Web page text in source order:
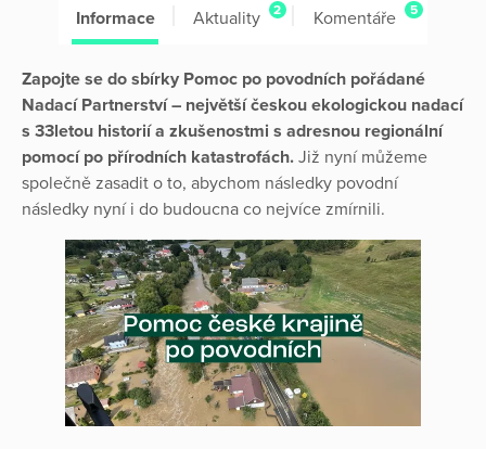
Informace Aktuality 2 Komentáře 5
Zapojte se do sbírky Pomoc po povodních pořádané
Nadací Partnerství – největší českou ekologickou nadací
s 33letou historií a zkušenostmi s adresnou regionální
pomocí po přírodních katastrofách. Již nyní můžeme
společně zasadit o to, abychom následky povodní
následky nyní i do budoucna co nejvíce zmírnili.